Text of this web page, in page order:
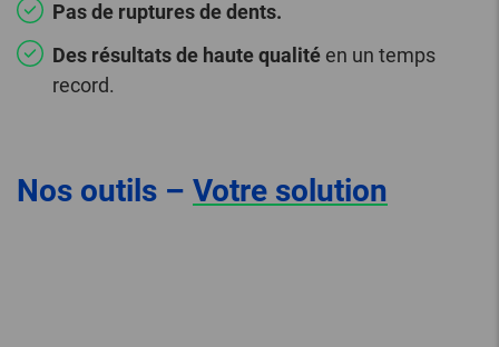
Pas de ruptures de dents.
Des résultats de haute qualité en un temps
record.
Nos outils – Votre solution